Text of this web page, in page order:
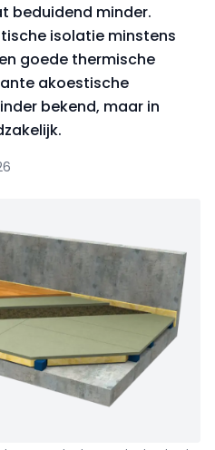
beduidend minder.
isolatie minstens
goede thermische
akoestische
bekend, maar in